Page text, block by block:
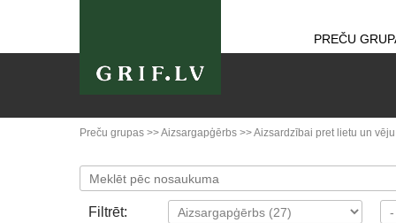
PREČU
Preču grupas >>Aizsargapģērbs >>Aizsardzībai pret lietu un vēju
Filtrēt: